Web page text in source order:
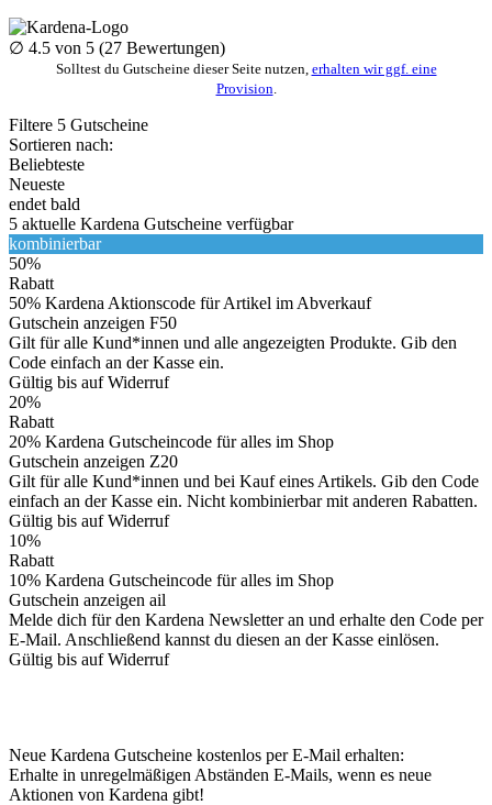
∅ 4.5 von 5 (27 Bewertungen)
Solltest du Gutscheine dieser Seite nutzen, erhalten wir ggf. eine
Provision
Filtere 5 Gutscheine
Sortieren nach:
Beliebteste
Neueste
endet bald
5 aktuelle Kardena Gutscheine verfügbar
kombinierbar
50%
Rabatt
50% Kardena Aktionscode für Artikel im Abverkauf
Gutschein anzeigen F50
Gilt für alle Kund*innen und alle angezeigten Produkte. Gib den
Code einfach an der Kasse ein.
Gültig bis auf Widerruf
20%
Rabatt
20% Kardena Gutscheincode für alles im Shop
Gutschein anzeigen Z20
Gilt für alle Kund*innen und bei Kauf eines Artikels. Gib den Code
einfach an der Kasse ein. Nicht kombinierbar mit anderen Rabatten.
Gültig bis auf Widerruf
10%
Rabatt
10% Kardena Gutscheincode für alles im Shop
Gutschein anzeigen ail
Melde dich für den Kardena Newsletter an und erhalte den Code per
E-Mail. Anschließend kannst du diesen an der Kasse einlösen.
Gültig bis auf Widerruf
Neue Kardena Gutscheine kostenlos per E-Mail erhalten:
Erhalte in unregelmäßigen Abständen E-Mails, wenn es neue
Aktionen von Kardena gibt!